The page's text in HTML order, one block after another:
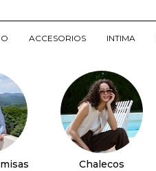
ACCESORIOS INTIMA
Chalecos